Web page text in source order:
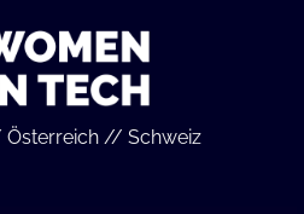
// Schweiz